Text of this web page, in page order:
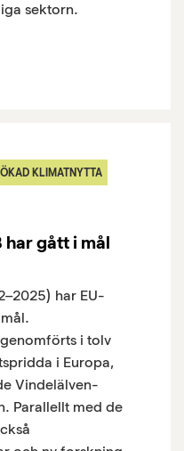
sektorn.
KLIMATNYTTA
har gått i mål
har EU-
i tolv
i Europa,
Vindelälven-
Parallellt med de